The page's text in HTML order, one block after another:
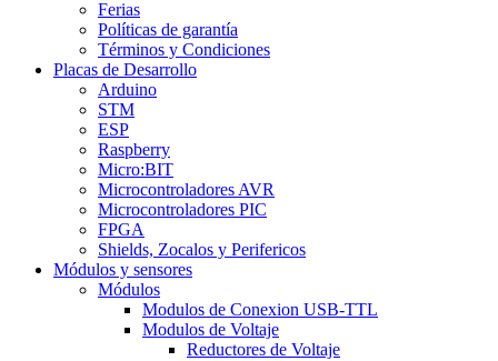
Ferias
Políticas de garantía
Términos y Condiciones
Placas de Desarrollo
Arduino
STM
ESP
Raspberry
Micro:BIT
Microcontroladores AVR
Microcontroladores PIC
FPGA
Shields, Zocalos y Perifericos
Módulos y sensores
Módulos
Modulos de Conexion USB-TTL
Modulos de Voltaje
Reductores de Voltaje